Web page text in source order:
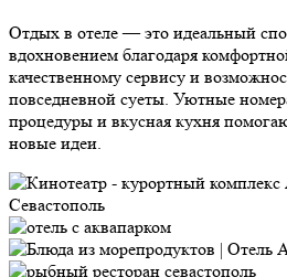
Отдых в отеле — это идеальный
вдохновением благодаря
качественному сервису и
повседневной суеты. Уютные
процедуры и вкусная кухня
новые идеи.